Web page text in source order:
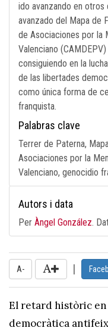
ido avanzando en
avanzado del Mapa de
de Asociaciones por la
Valenciano
consiguiendo en la
de las libertades
como única forma de
franquista.
Palabras clave
Terrer de Paterna,
Asociaciones por la
Valenciano, genocidio
Autors i data
Per Àngel González.
A- |
El retard històric en
democràtica